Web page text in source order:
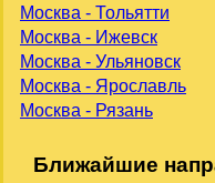
Москва - Тольятти
Москва - Ижевск
Москва - Ульяновск
Москва - Ярославль
Москва - Рязань
Ближайшие